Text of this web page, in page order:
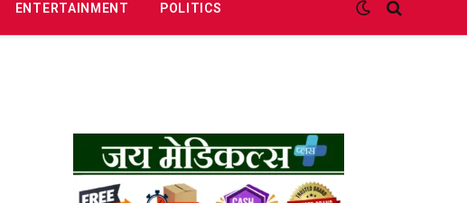
ENTERTAINMENT POLITICS